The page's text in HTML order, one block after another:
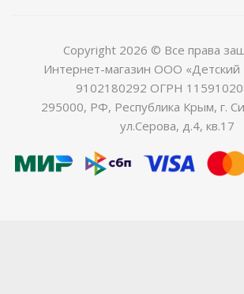
Copyright 2026 © Все права
Интернет-магазин ООО
9102180292 ОГРН
295000, РФ, Республика Крым, г.
ул.Серова, д.4, кв.17